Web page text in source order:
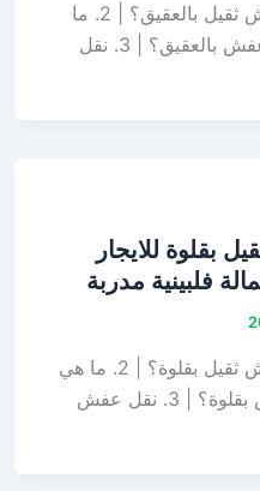
1. لماذا شركة نقل عفش ثقيل بالعقيق؟ | 2. ما
هي افضل شركة نقل عفش بالعقيق؟ | 3. نقل
بقلوة للايجار
1. لماذا شركة نقل عفش ثقيل بقلوة؟ | 2. ما هي
نقل عفش